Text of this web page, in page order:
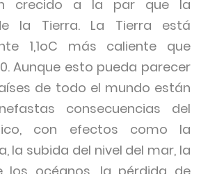
crecido a la par que la
la Tierra. La Tierra está
1,1oC más caliente que
Aunque esto pueda parecer
de todo el mundo están
consecuencias del
con efectos como la
la subida del nivel del mar, la